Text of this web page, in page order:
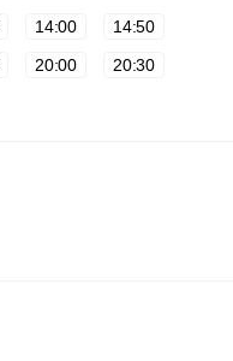
14:00
14:50
20:00
20:30